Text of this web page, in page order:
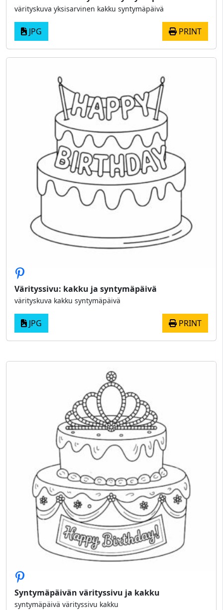
värityskuva yksisarvinen kakku syntymäpäivä
JPG PRINT
Värityssivu: kakku ja syntymäpäivä
värityskuva kakku syntymäpäivä
JPG PRINT
Syntymäpäivän värityssivu ja kakku
syntymäpäivä värityssivu kakku